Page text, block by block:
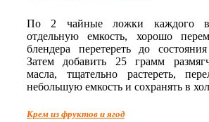
По 2 чайные ложки каждого
отдельную емкость, хорошо
блендера перетереть до
Затем добавить 25 грамм
масла, тщательно растереть,
небольшую емкость и сохранять в
Крем из фруктов и ягод